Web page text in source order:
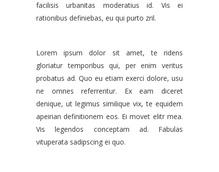
facilisis urbanitas moderatius id. Vis ei
rationibus definiebas, eu qui purto zril.
Lorem ipsum dolor sit amet, te ridens
gloriatur temporibus qui, per enim veritus
probatus ad. Quo eu etiam exerci dolore, usu
ne omnes referrentur. Ex eam diceret
denique, ut legimus similique vix, te equidem
apeirian definitionem eos. Ei movet elitr mea.
Vis legendos conceptam ad. Fabulas
vituperata sadipscing ei quo.